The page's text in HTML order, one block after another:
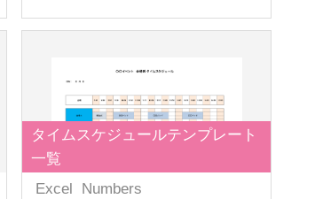
タイムスケジュールテンプレート
一覧
Excel
Numbers